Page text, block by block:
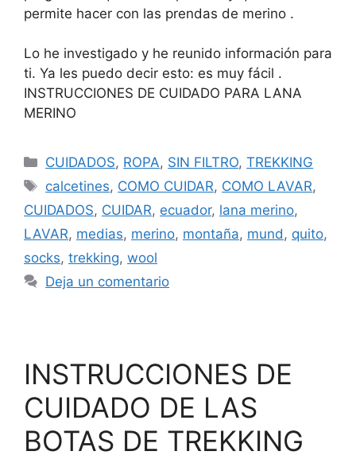
permite hacer con las prendas de merino .
Lo he investigado y he reunido información para
ti. Ya les puedo decir esto: es muy fácil .
INSTRUCCIONES DE CUIDADO PARA LANA
MERINO
CUIDADOS, ROPA, SIN FILTRO,TREKKING
calcetines, COMO CUIDAR, COMO LAVAR,
CUIDADOS, CUIDAR, ecuador, lana merino,
LAVAR, medias, merino, montaña, mund, quito,
socks, trekking, wool
Deja un comentario
INSTRUCCIONES DE
CUIDADO DE LAS
BOTAS DE TREKKING